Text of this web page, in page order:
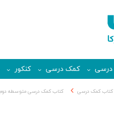
درسی کمک درسی کنکور
کتاب کمک درسی کتاب کمک درسی متوسطه دوم